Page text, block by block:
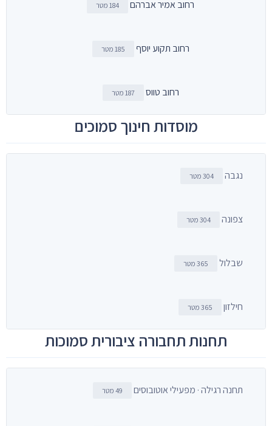
רחוב אמיר אברהם 184 מטר
רחוב תקוע יוסף 185 מטר
רחוב טווס 187 מטר
מוסדות חינוך סמוכים
נגבה 304 מטר
צפונה 304 מטר
שבלול 365 מטר
חילזון 365 מטר
תחנות תחבורה ציבורית סמוכות
תחנה רגילה · מפעילי אוטובוסים 49 מטר